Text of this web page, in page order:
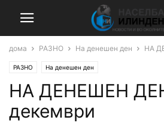
дома РАЗНО На денешен ден НА
РАЗНО На денешен ден
НА ДЕНЕШЕН
декември